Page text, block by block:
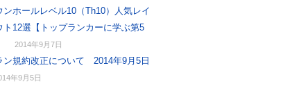
ンホールレベル10（Th10）人気レイ
ト12選【トップランカーに学ぶ第5
2014年9月7日
ン規約改正について 2014年9月5日
年9月5日